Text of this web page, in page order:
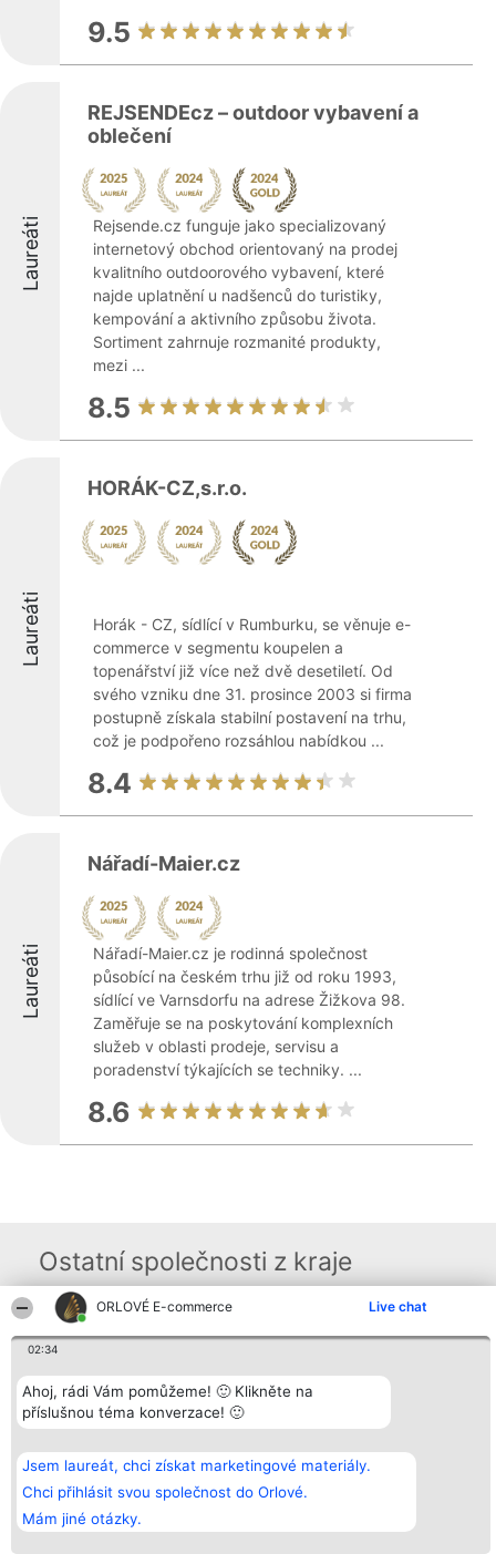
ORLOVÉ E-commerce Live chat
02:34
Ahoj, rádi Vám pomůžeme! 🙂 Klikněte na
příslušnou téma konverzace! 🙂
Jsem laureát, chci získat marketingové materiály.
Chci přihlásit svou společnost do Orlové.
Mám jiné otázky.
9.5
Laureáti
REJSENDEcz – outdoor vybavení a
oblečení
Rejsende.cz funguje jako specializovaný
internetový obchod orientovaný na prodej
kvalitního outdoorového vybavení, které
najde uplatnění u nadšenců do turistiky,
kempování a aktivního způsobu života.
Sortiment zahrnuje rozmanité produkty,
mezi ...
8.5
Laureáti
HORÁK-CZ,s.r.o.
Horák - CZ, sídlící v Rumburku, se věnuje e-
commerce v segmentu koupelen a
topenářství již více než dvě desetiletí. Od
svého vzniku dne 31. prosince 2003 si firma
postupně získala stabilní postavení na trhu,
což je podpořeno rozsáhlou nabídkou ...
8.4
Laureáti
Nářadí-Maier.cz
Nářadí-Maier.cz je rodinná společnost
působící na českém trhu již od roku 1993,
sídlící ve Varnsdorfu na adrese Žižkova 98.
Zaměřuje se na poskytování komplexních
služeb v oblasti prodeje, servisu a
poradenství týkajících se techniky. ...
8.6
Ostatní společnosti z kraje
Organizátor hlasování
Bright Side Solutions sp. z o.
ul. Ruska 22
Wrocław 50-079
KRS 0000749100 | Regon
Plebiscyt
laureátů
Zásady
Pravidla
ochrany
osobních údajů
Kontakt